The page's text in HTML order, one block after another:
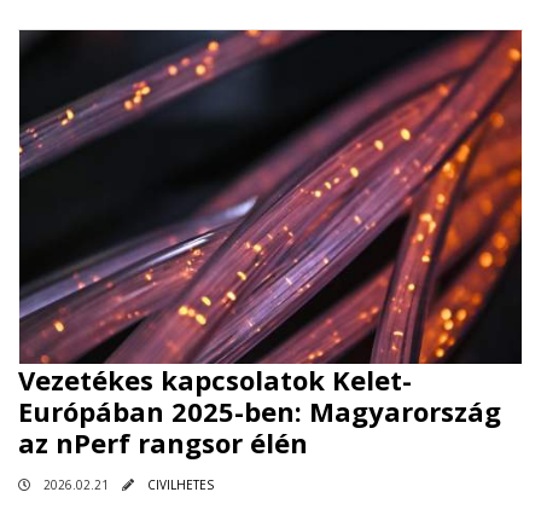
Vezetékes kapcsolatok Kelet-
Európában 2025-ben: Magyarország
az nPerf rangsor élén
2026.02.21 CIVILHETES